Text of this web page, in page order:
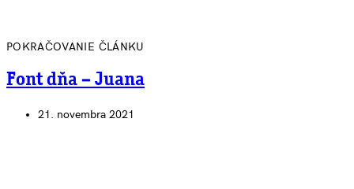
POKRAČOVANIE ČLÁNKU
Font dňa – Juana
21. novembra 2021